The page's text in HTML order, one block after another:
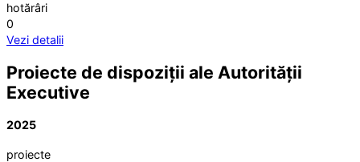
hotărâri
0
Vezi detalii
Proiecte de dispoziții ale Autorității
Executive
2025
proiecte